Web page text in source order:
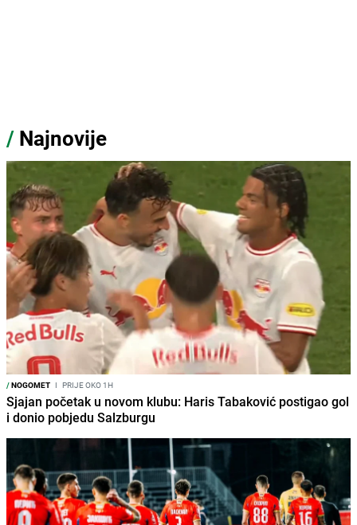
/ Najnovije
/NOGOMET I PRIJE OKO 1H
Sjajan početak u novom klubu: Haris Tabaković postigao gol
i donio pobjedu Salzburgu